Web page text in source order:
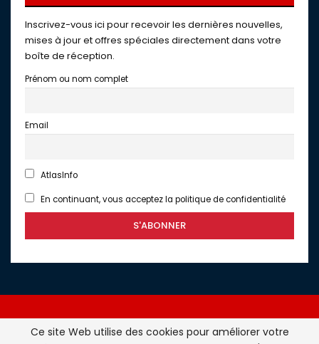
Inscrivez-vous ici pour recevoir les dernières nouvelles,
mises à jour et offres spéciales directement dans votre
boîte de réception.
Prénom ou nom complet
Email
AtlasInfo
En continuant, vous acceptez la politique de confidentialité
Ce site Web utilise des cookies pour améliorer votre